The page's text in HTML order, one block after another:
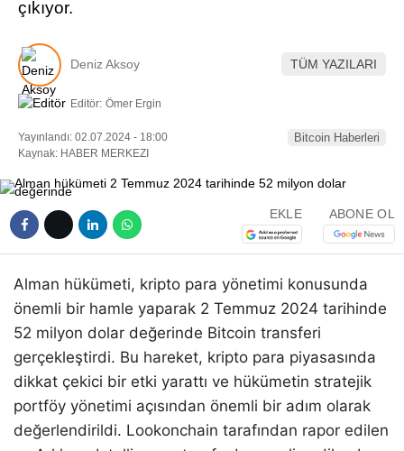
çıkıyor.
Deniz Aksoy TÜM YAZILARI
Editör: Ömer Ergin
Yayınlandı: 02.07.2024 - 18:00
Kaynak: HABER MERKEZI
Bitcoin Haberleri
EKLE ABONE OL
Alman hükümeti, kripto para yönetimi konusunda
önemli bir hamle yaparak 2 Temmuz 2024 tarihinde
52 milyon dolar değerinde Bitcoin transferi
gerçekleştirdi. Bu hareket, kripto para piyasasında
dikkat çekici bir etki yarattı ve hükümetin stratejik
portföy yönetimi açısından önemli bir adım olarak
değerlendirildi. Lookonchain tarafından rapor edilen